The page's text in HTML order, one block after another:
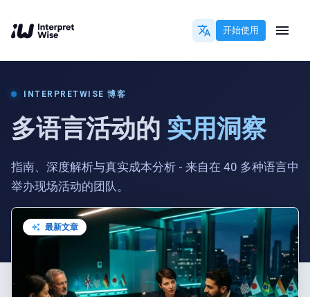
开始使用
INTERPRETWISE 博客
多语言活动的 实用洞察
指南、深度解析与真实成本分析 - 来自在 40 多种语言中
举办现场活动的团队。
最新文章